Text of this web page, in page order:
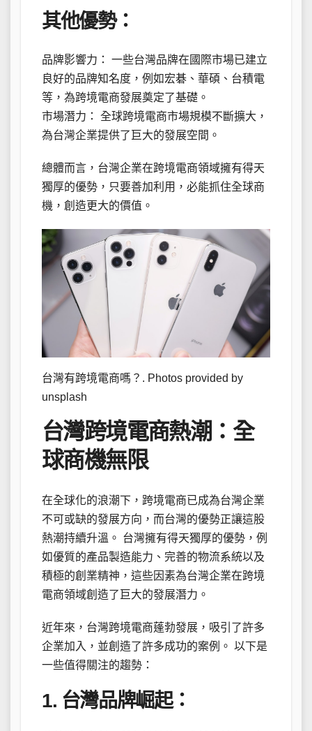
其他優勢：
品牌影響力： 一些台灣品牌在國際市場已建立
良好的品牌知名度，例如宏碁、華碩、台積電
等，為跨境電商發展奠定了基礎。
市場潛力： 全球跨境電商市場規模不斷擴大，
為台灣企業提供了巨大的發展空間。
總體而言，台灣企業在跨境電商領域擁有得天
獨厚的優勢，只要善加利用，必能抓住全球商
機，創造更大的價值。
台灣有跨境電商嗎？. Photos provided by
unsplash
台灣跨境電商熱潮：全
球商機無限
在全球化的浪潮下，跨境電商已成為台灣企業
不可或缺的發展方向，而台灣的優勢正讓這股
熱潮持續升溫。 台灣擁有得天獨厚的優勢，例
如優質的產品製造能力、完善的物流系統以及
積極的創業精神，這些因素為台灣企業在跨境
電商領域創造了巨大的發展潛力。
近年來，台灣跨境電商蓬勃發展，吸引了許多
企業加入，並創造了許多成功的案例。 以下是
一些值得關注的趨勢：
1. 台灣品牌崛起：